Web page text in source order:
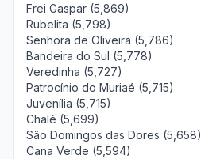
Frei Gaspar (5,869)
Rubelita (5,798)
Senhora de Oliveira (5,786)
Bandeira do Sul (5,778)
Veredinha (5,727)
Patrocínio do Muriaé (5,715)
Juvenília (5,715)
Chalé (5,699)
São Domingos das Dores (5,658)
Cana Verde (5,594)